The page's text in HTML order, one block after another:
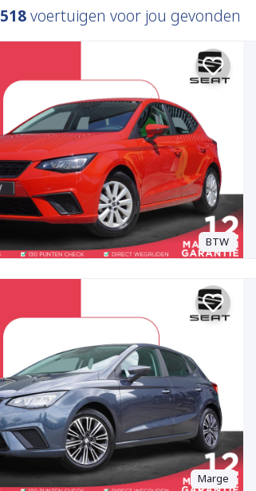
518voertuigen voor jou gevonden
BTW
Marge